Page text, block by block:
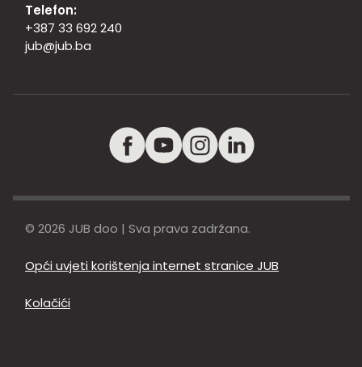
Telefon:
+387 33 692 240
jub@jub.ba
© 2026 JUB doo | Sva prava zadržana.
Opći uvjeti korištenja internet stranice JUB
Kolačići